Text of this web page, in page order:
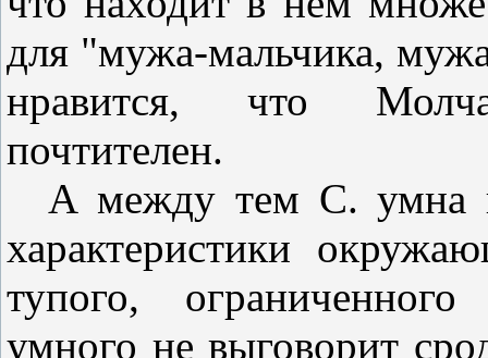
для "мужа-мальчика,
нравится, что
почтителен.
А между тем С. умна
характеристики
тупого,
умного не выговорит